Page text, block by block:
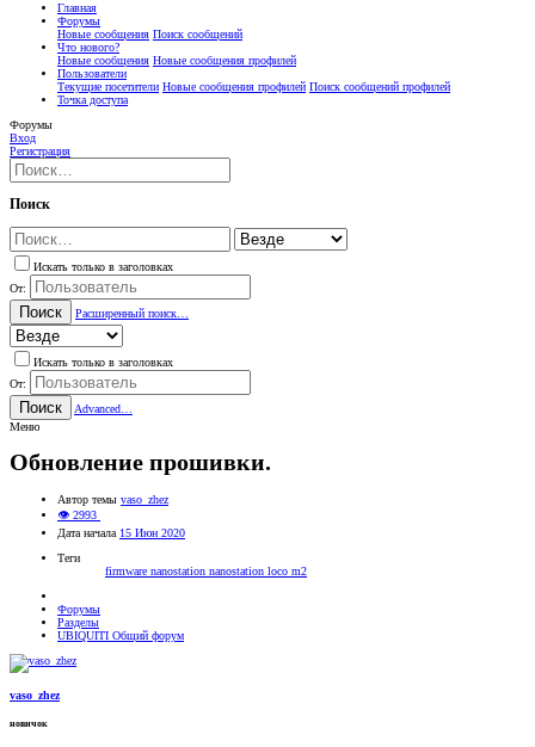
Главная
Форумы
Новые сообщения Поиск сообщений
Что нового?
Новые сообщения Новые сообщения профилей
Пользователи
Текущие посетители Новые сообщения профилей Поиск сообщений профилей
Точка доступа
Форумы
Вход
Регистрация
Поиск
Искать только в заголовках
От:
Поиск Расширенный поиск…
Искать только в заголовках
От:
Поиск
Advanced…
Меню
Обновление прошивки.
Автор темы vaso_zhez
👁 2993
Дата начала 15 Июн 2020
Теги
firmware nanostation nanostation loco m2
Форумы
Разделы
UBIQUITI Общий форум
vaso_zhez
новичок